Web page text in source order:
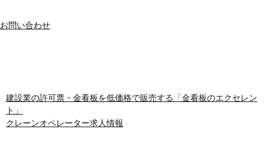
お問い合わせ
建設業の許可票・金看板を低価格で販売する「金看板のエクセレン
ト」
クレーンオペレーター求人情報